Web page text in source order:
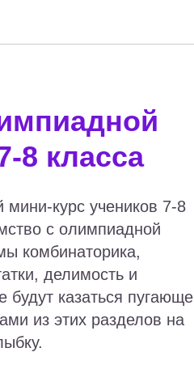
8 класса
курс учеников 7-8
с олимпиадной
комбинаторика,
делимость и
казаться пугающе
из этих разделов на